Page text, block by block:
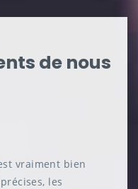
de nous
vraiment bien
les